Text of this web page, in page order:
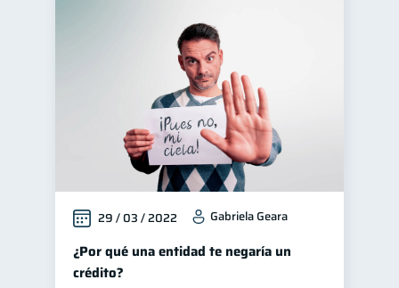
29 / 03 / 2022 Gabriela Geara
¿Por qué una entidad te negaría un
crédito?